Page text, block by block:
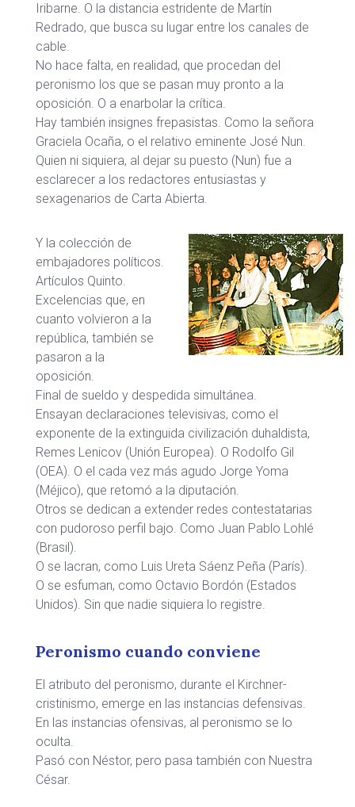
Iribarne. O la distancia estridente de Martín
Redrado, que busca su lugar entre los canales de
cable.
No hace falta, en realidad, que procedan del
peronismo los que se pasan muy pronto a la
oposición. O a enarbolar la crítica.
Hay también insignes frepasistas. Como la señora
Graciela Ocaña, o el relativo eminente José Nun.
Quien ni siquiera, al dejar su puesto (Nun) fue a
esclarecer a los redactores entusiastas y
sexagenarios de Carta Abierta.
Y la colección de
embajadores políticos.
Artículos Quinto.
Excelencias que, en
cuanto volvieron a la
república, también se
pasaron a la
oposición.
Final de sueldo y despedida simultánea.
Ensayan declaraciones televisivas, como el
exponente de la extinguida civilización duhaldista,
Remes Lenicov (Unión Europea). O Rodolfo Gil
(OEA). O el cada vez más agudo Jorge Yoma
(Méjico), que retomó a la diputación.
Otros se dedican a extender redes contestatarias
con pudoroso perfil bajo. Como Juan Pablo Lohlé
(Brasil).
O se lacran, como Luis Ureta Sáenz Peña (París).
O se esfuman, como Octavio Bordón (Estados
Unidos). Sin que nadie siquiera lo registre.
Peronismo cuando conviene
El atributo del peronismo, durante el Kirchner-
cristinismo, emerge en las instancias defensivas.
En las instancias ofensivas, al peronismo se lo
oculta.
Pasó con Néstor, pero pasa también con Nuestra
César.